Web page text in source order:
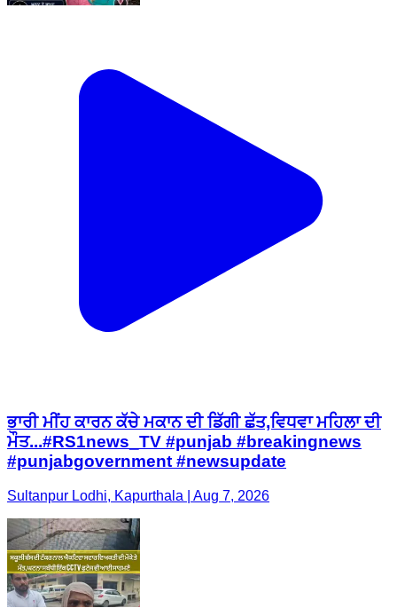
ਭਾਰੀ ਮੀਂਹ ਕਾਰਨ ਕੱਚੇ ਮਕਾਨ ਦੀ ਡਿੱਗੀ ਛੱਤ,ਵਿਧਵਾ ਮਹਿਲਾ ਦੀ
ਮੌਤ...#RS1news_TV #punjab #breakingnews
#punjabgovernment #newsupdate
Sultanpur Lodhi, Kapurthala | Aug 7, 2026